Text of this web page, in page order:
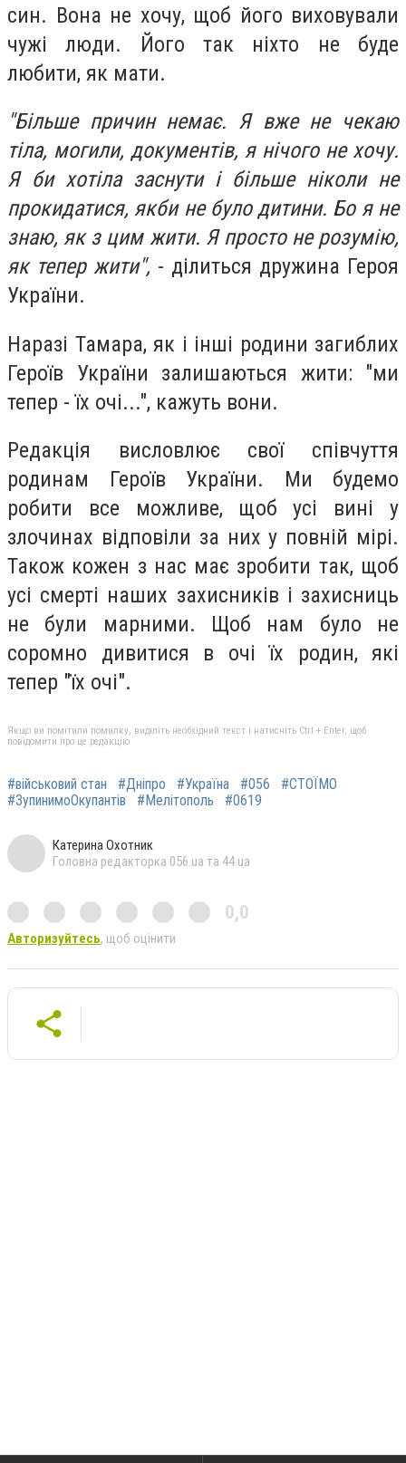
син. Вона не хочу, щоб його виховували
чужі люди. Його так ніхто не буде
любити, як мати.
"Більше причин немає. Я вже не чекаю
тіла, могили, документів, я нічого не хочу.
Я би хотіла заснути і більше ніколи не
прокидатися, якби не було дитини. Бо я не
знаю, як з цим жити. Я просто не розумію,
як тепер жити", - ділиться дружина Героя
України.
Наразі Тамара, як і інші родини загиблих
Героїв України залишаються жити: "ми
тепер - їх очі...", кажуть вони.
Редакція висловлює свої співчуття
родинам Героїв України. Ми будемо
робити все можливе, щоб усі вині у
злочинах відповіли за них у повній мірі.
Також кожен з нас має зробити так, щоб
усі смерті наших захисників і захисниць
не були марними. Щоб нам було не
соромно дивитися в очі їх родин, які
тепер "їх очі".
Якщо ви помітили помилку, виділіть необхідний текст і натисніть Ctrl + Enter, щоб
повідомити про це редакцію
#військовий стан #Дніпро #Україна #056
#СТОЇМО
#ЗупинимоОкупантів
#Мелітополь #0619
Катерина Охотник
Головна редакторка 056.ua та 44.ua
0,0
Авторизуйтесь, щоб оцінити